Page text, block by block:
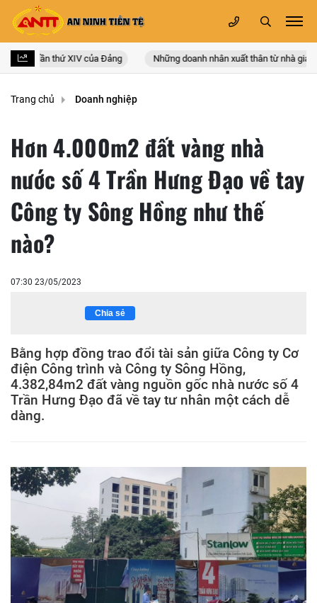
quốc lần thứ XIV của Đảng Những doanh nhân xuất thân từ nhà giáo
Trang chủ Doanh nghiệp
Hơn 4.000m2 đất vàng nhà
nước số 4 Trần Hưng Đạo về tay
Công ty Sông Hồng như thế
nào?
07:30 23/05/2023
Chia sẻ
Bằng hợp đồng trao đổi tài sản giữa Công ty Cơ
điện Công trình và Công ty Sông Hồng,
4.382,84m2 đất vàng nguồn gốc nhà nước số 4
Trần Hưng Đạo đã về tay tư nhân một cách dễ
dàng.